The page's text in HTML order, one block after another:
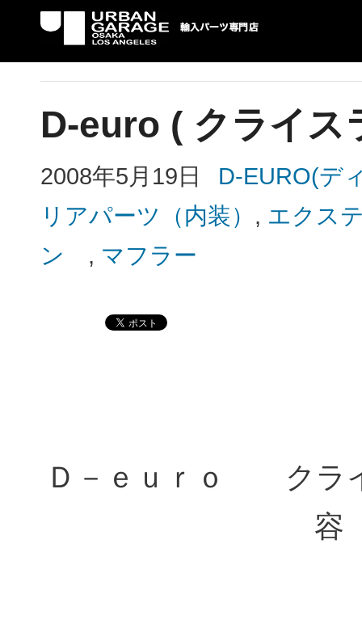
D-euro ( クライス
2008年5月19日
D-EURO(デ
リアパーツ（内装） , エクス
ン , マフラー
Ｄ－ｅｕｒｏ クラ
容